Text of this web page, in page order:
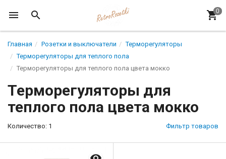
Главная Розетки и выключатели
Терморегуляторы
Терморегуляторы для теплого пола
Терморегуляторы для теплого пола цвета мокко
Терморегуляторы для
теплого пола цвета мокко
Количество: 1 Фильтр товаров